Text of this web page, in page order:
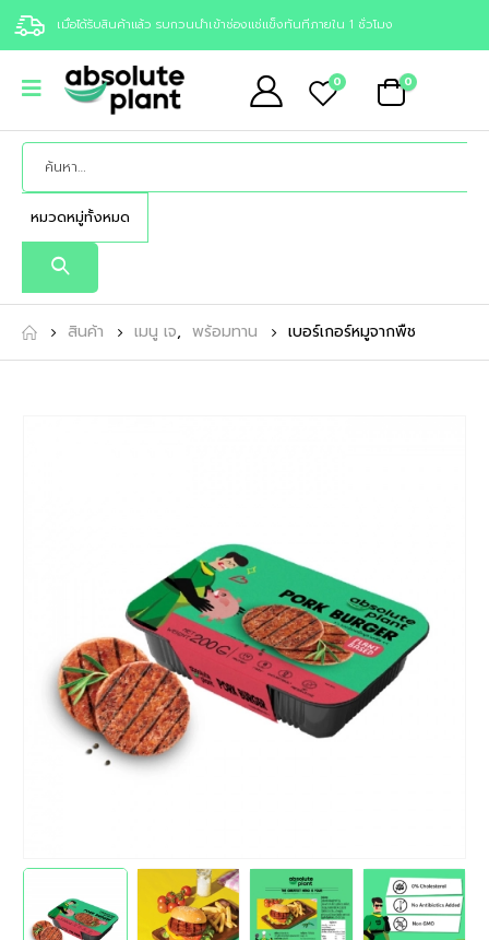
เมื่อได้รับสินค้าแล้ว รบกวนนำเข้าช่องแช่แข็งทันทีภายใน 1 ชั่วโมง
0 0
สินค้า เมนู เจ, พร้อมทาน เบอร์เกอร์หมูจากพืช